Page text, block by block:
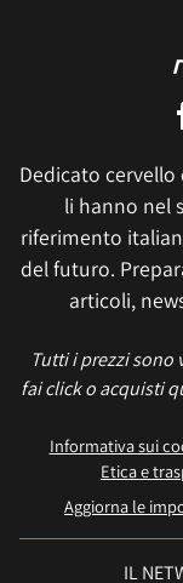
Dedicato
li hanno nel
riferimento
del futuro.
articoli,
Tutti i prezzi
fai click o acquisti
Informativa sui
Etica e
Aggiorna le
IL